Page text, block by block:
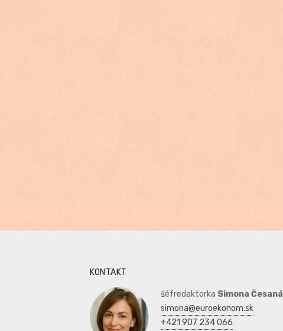
KONTAKT
šéfredaktorka Simona Česaná
simona@euroekonom.sk
+421 907 234 066